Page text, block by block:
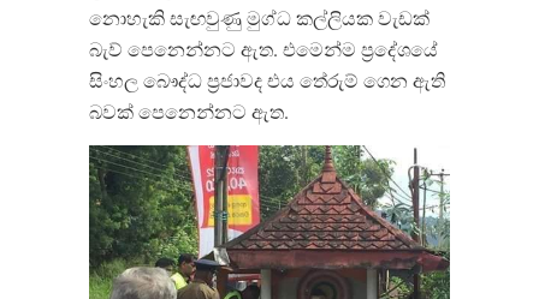
නොහැකි සැඟවුණු මුග්ධ කල්ලියක වැඩක්
බැව් පෙනෙන්නට ඇත. එමෙන්ම ප්‍රදේශයේ
සිංහල බෞද්ධ ප්‍රජාවද එය තේරුම් ගෙන ඇති
බවක් පෙනෙන්නට ඇත.